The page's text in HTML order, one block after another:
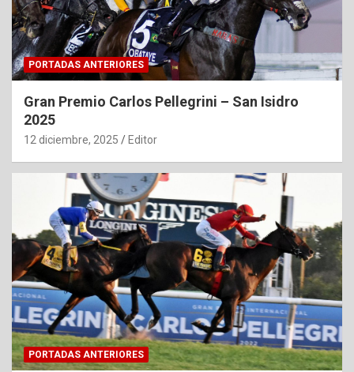
PORTADAS ANTERIORES
Gran Premio Carlos Pellegrini – San Isidro
2025
12 diciembre, 2025 Editor
PORTADAS ANTERIORES